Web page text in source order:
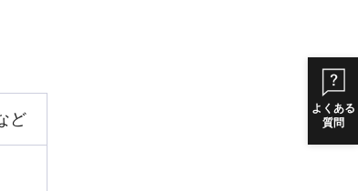
よくある
質問
ど